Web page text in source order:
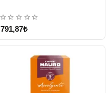
791,87₺